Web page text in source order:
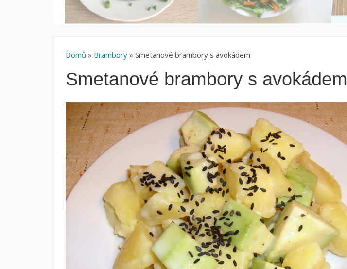
Domů » Brambory» Smetanové brambory s avokádem
Smetanové brambory s avokádem